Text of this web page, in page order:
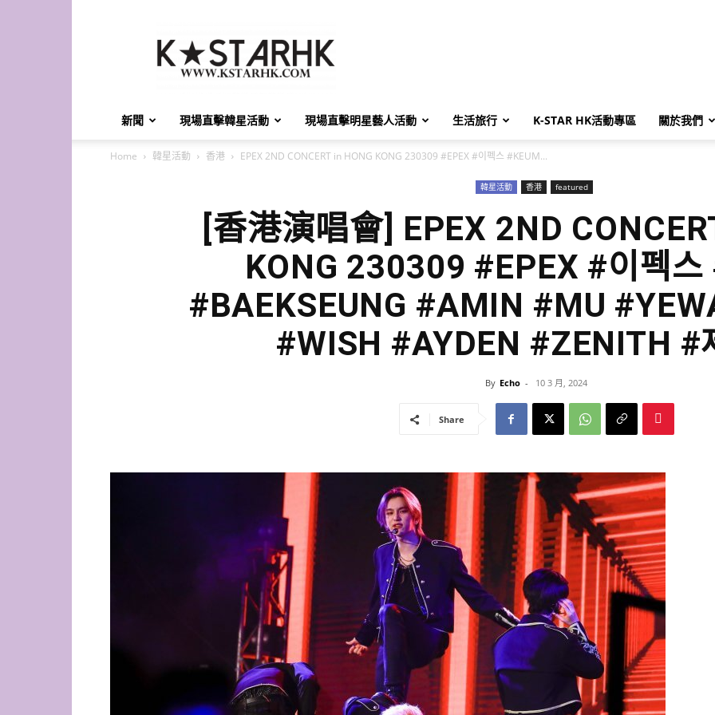
Star
HK
新聞 現場直擊韓星活動 現場直擊明星藝人活動 生活旅行 K-STAR HK活動專區 關於我們
Home 韓星活動 香港 EPEX 2ND CONCERT in HONG KONG 230309 #EPEX #이펙스 #KEUM...
韓星活動 香港 featured
[香港演唱會] EPEX 2ND
KONG 230309 #EPEX #이펙스
#BAEKSEUNG #AMIN #MU
#WISH #AYDEN #ZENITH #
By Echo - 10 3 月, 2024
Share